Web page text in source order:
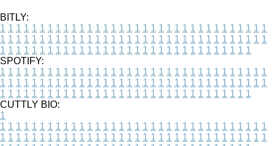
BITLY:
1 1 1 1 1 1 1 1 1 1 1 1 1 1 1 1 1 1 1 1 1 1 1 1 1 1 1 1 1 1 1 1 1 1
1 1 1 1 1 1 1 1 1 1 1 1 1 1 1 1 1 1 1 1 1 1 1 1 1 1 1 1 1 1 1 1 1 1
1 1 1 1 1 1 1 1 1 1 1 1 1 1 1 1 1 1 1 1 1 1 1 1 1 1 1 1 1 1 1 1
SPOTIFY:
1 1 1 1 1 1 1 1 1 1 1 1 1 1 1 1 1 1 1 1 1 1 1 1 1 1 1 1 1 1 1 1 1 1
1 1 1 1 1 1 1 1 1 1 1 1 1 1 1 1 1 1 1 1 1 1 1 1 1 1 1 1 1 1 1 1 1 1
1 1 1 1 1 1 1 1 1 1 1 1 1 1 1 1 1 1 1 1 1 1 1 1 1 1 1 1 1 1 1 1
CUTTLY BIO:
1
1 1 1 1 1 1 1 1 1 1 1 1 1 1 1 1 1 1 1 1 1 1 1 1 1 1 1 1 1 1 1 1 1 1
1 1 1 1 1 1 1 1 1 1 1 1 1 1 1 1 1 1 1 1 1 1 1 1 1 1 1 1 1 1 1 1 1 1